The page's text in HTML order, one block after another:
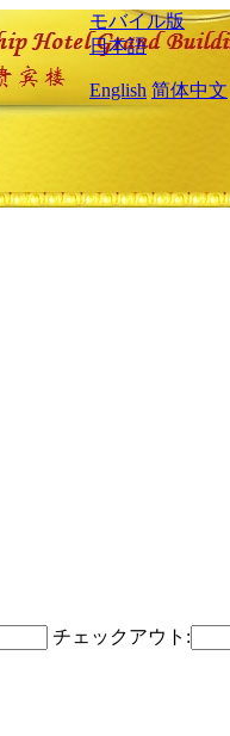
モバイル版
日本語
English 简体中文
チェックアウト: